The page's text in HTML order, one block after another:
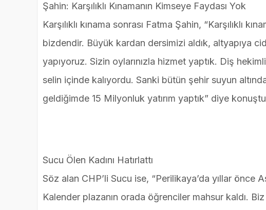
Şahin: Karşılıklı Kınamanın Kimseye Faydası Yok
Karşılıklı kınama sonrası Fatma Şahin, “Karşılıklı
bizdendir. Büyük kardan dersimizi aldık, altyapıya
yapıyoruz. Sizin oylarınızla hizmet yaptık. Diş
selin içinde kalıyordu. Sanki bütün şehir suyun
geldiğimde 15 Milyonluk yatırım yaptık” diye
Sucu Ölen Kadını Hatırlattı
Söz alan CHP’li Sucu ise, “Perilikaya’da yıllar önce
Kalender plazanın orada öğrenciler mahsur kaldı.